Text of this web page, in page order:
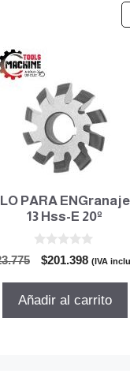
PARA
13 Hss-E 20º
El
original
$201.398El
actual
(IVA
Añadir al carrito